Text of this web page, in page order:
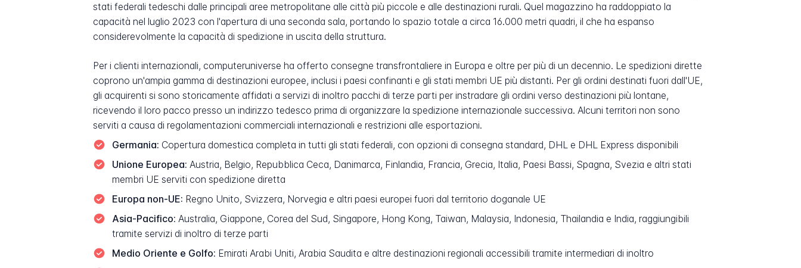
stati federali tedeschi dalle principali aree metropolitane alle città più piccole e alle destinazioni rurali. Quel magazzino ha raddoppiato la
capacità nel luglio 2023 con l'apertura di una seconda sala, portando lo spazio totale a circa 16.000 metri quadri, il che ha espanso
considerevolmente la capacità di spedizione in uscita della struttura.
Per i clienti internazionali, computeruniverse ha offerto consegne transfrontaliere in Europa e oltre per più di un decennio. Le spedizioni dirette
coprono un'ampia gamma di destinazioni europee, inclusi i paesi confinanti e gli stati membri UE più distanti. Per gli ordini destinati fuori dall'UE,
gli acquirenti si sono storicamente affidati a servizi di inoltro pacchi di terze parti per instradare gli ordini verso destinazioni più lontane,
ricevendo il loro pacco presso un indirizzo tedesco prima di organizzare la spedizione internazionale successiva. Alcuni territori non sono
serviti a causa di regolamentazioni commerciali internazionali e restrizioni alle esportazioni.
Germania: Copertura domestica completa in tutti gli stati federali, con opzioni di consegna standard, DHL e DHL Express disponibili
Unione Europea: Austria, Belgio, Repubblica Ceca, Danimarca, Finlandia, Francia, Grecia, Italia, Paesi Bassi, Spagna, Svezia e altri stati
membri UE serviti con spedizione diretta
Europa non-UE: Regno Unito, Svizzera, Norvegia e altri paesi europei fuori dal territorio doganale UE
Asia-Pacifico: Australia, Giappone, Corea del Sud, Singapore, Hong Kong, Taiwan, Malaysia, Indonesia, Thailandia e India, raggiungibili
tramite servizi di inoltro di terze parti
Medio Oriente e Golfo: Emirati Arabi Uniti, Arabia Saudita e altre destinazioni regionali accessibili tramite intermediari di inoltro